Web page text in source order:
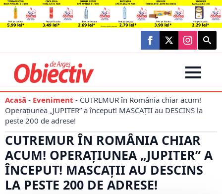
Search
for:
Acasă - Eveniment - CUTREMUR în România chiar acum!
Operațiunea „JUPITER” a început! MASCAȚII au DESCINS la
peste 200 de adrese!
CUTREMUR ÎN ROMÂNIA CHIAR
ACUM! OPERAȚIUNEA „JUPITER” A
ÎNCEPUT! MASCAȚII AU DESCINS
LA PESTE 200 DE ADRESE!